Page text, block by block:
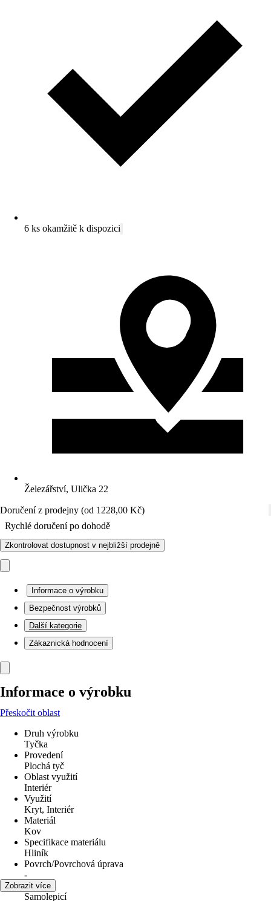
6 ks okamžitě k dispozici
Železářství, Ulička 22
Doručení z prodejny (od 1228,00 Kč)
Rychlé doručení po dohodě
Zkontrolovat dostupnost v nejbližší prodejně
Informace o výrobku
Bezpečnost výrobků
Další kategorie
Zákaznická hodnocení
Informace o výrobku
Přeskočit oblast
Druh výrobku
Tyčka
Provedení
Plochá tyč
Oblast využití
Interiér
Využití
Kryt, Interiér
Materiál
Kov
Specifikace materiálu
Hliník
Povrch/Povrchová úprava
-
Varianta
Samolepicí
Zobrazit více